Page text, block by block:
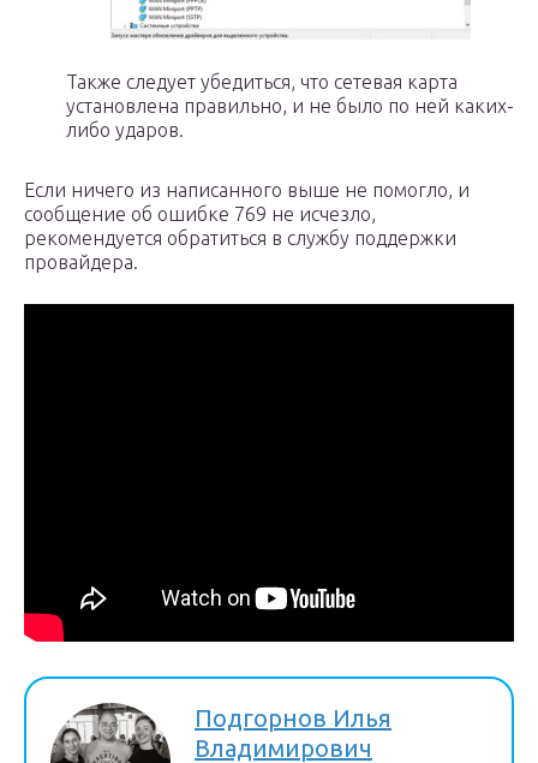
Также следует убедиться, что сетевая карта
установлена правильно, и не было по ней каких-
либо ударов.
Если ничего из написанного выше не помогло, и
сообщение об ошибке 769 не исчезло,
рекомендуется обратиться в службу поддержки
провайдера.
Подгорнов Илья
Владимирович